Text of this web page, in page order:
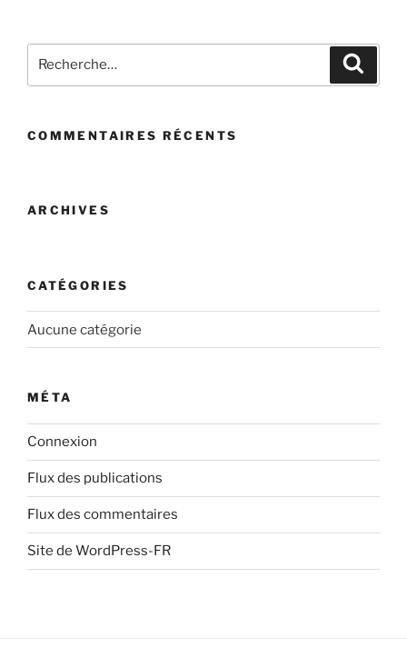
pour
COMMENTAIRES RÉCENTS
ARCHIVES
CATÉGORIES
Aucune catégorie
MÉTA
Connexion
Flux des publications
Flux des commentaires
Site de WordPress-FR